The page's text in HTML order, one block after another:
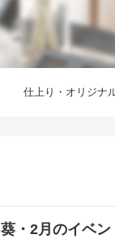
仕上り・オリジナ
葵・2月のイベン